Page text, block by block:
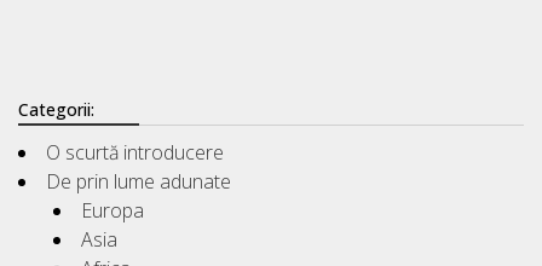
Categorii:
O scurtă introducere
De prin lume adunate
Europa
Asia